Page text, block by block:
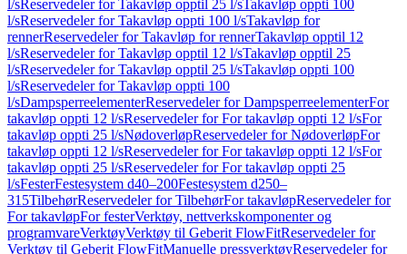
l/sReservedeler for Takavløp opptil 25 l/sTakavløp oppti 100
l/sReservedeler for Takavløp oppti 100 l/sTakavløp for
rennerReservedeler for Takavløp for rennerTakavløp opptil 12
l/sReservedeler for Takavløp opptil 12 l/sTakavløp opptil 25
l/sReservedeler for Takavløp opptil 25 l/sTakavløp oppti 100
l/sReservedeler for Takavløp oppti 100
l/sDampsperreelementerReservedeler for DampsperreelementerFor
takavløp oppti 12 l/sReservedeler for For takavløp oppti 12 l/sFor
takavløp oppti 25 l/sNødoverløpReservedeler for NødoverløpFor
takavløp oppti 12 l/sReservedeler for For takavløp oppti 12 l/sFor
takavløp oppti 25 l/sReservedeler for For takavløp oppti 25
l/sFesterFestesystem d40–200Festesystem d250–
315TilbehørReservedeler for TilbehørFor takavløpReservedeler for
For takavløpFor festerVerktøy, nettverkskomponenter og
programvareVerktøyVerktøy til Geberit FlowFitReservedeler for
Verktøy til Geberit FlowFitManuelle pressverktøyReservedeler for